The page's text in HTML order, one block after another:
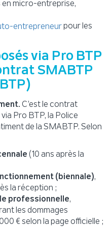
en micro-entreprise,
entrepreneurpour les
via Pro BTP
SMABTP
C’est le contrat
Pro BTP, la Police
de la SMABTP. Selon
(10 ans après la
(biennale),
la réception ;
professionnelle,
les dommages
€ selon la page officielle ;